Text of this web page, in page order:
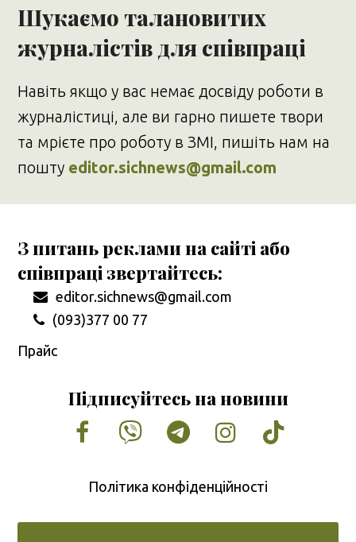
Шукаємо талановитих
журналістів для співпраці
Навіть якщо у вас немає досвіду роботи в
журналістиці, але ви гарно пишете твори
та мрієте про роботу в ЗМІ, пишіть нам на
пошту editor.sichnews@gmail.com
З питань реклами на сайті або
співпраці звертайтесь:
editor.sichnews@gmail.com
(093)377 00 77
Прайс
Підписуйтесь на новини
Facebook
VimeoTumblrInstagram
Tiktok
Політика конфіденційності